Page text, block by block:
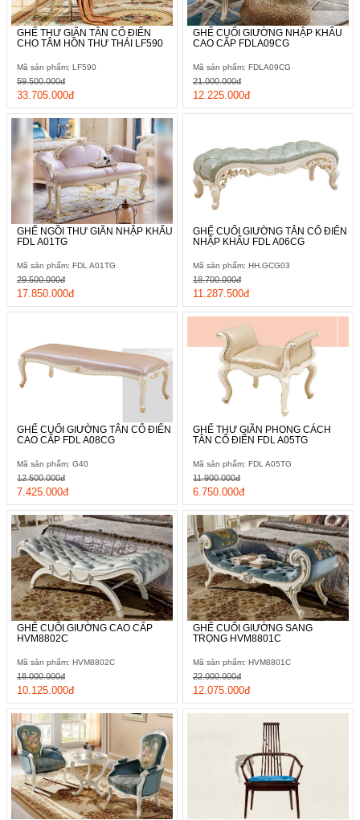
GHẾ THƯ GIÃN TÂN CỔ ĐIỂN
CHO TÂM HỒN THƯ THÁI LF590
Mã sản phẩm: LF590
33.705.000đ
59.500.000đ
GHẾ CUỐI GIƯỜNG NHẬP KHẨU
CAO CẤP FDLA09CG
Mã sản phẩm: FDLA09CG
12.225.000đ
21.000.000đ
GHẾ NGỒI THƯ GIÃN NHẬP KHẨU
FDL A01TG
Mã sản phẩm: FDL A01TG
17.850.000đ
29.500.000đ
GHẾ CUỐI GIƯỜNG TÂN CỔ ĐIỂN
NHẬP KHẨU FDL A06CG
Mã sản phẩm: HH.GCG03
11.287.500đ
18.700.000đ
GHẾ CUỐI GIƯỜNG TÂN CỔ ĐIỂN
CAO CẤP FDL A08CG
Mã sản phẩm: G40
7.425.000đ
12.500.000đ
GHẾ THƯ GIÃN PHONG CÁCH
TÂN CỔ ĐIỂN FDL A05TG
Mã sản phẩm: FDL A05TG
6.750.000đ
11.900.000đ
GHẾ CUỐI GIƯỜNG CAO CẤP
HVM8802C
Mã sản phẩm: HVM8802C
10.125.000đ
18.000.000đ
GHẾ CUỐI GIƯỜNG SANG
TRỌNG HVM8801C
Mã sản phẩm: HVM8801C
12.075.000đ
22.000.000đ